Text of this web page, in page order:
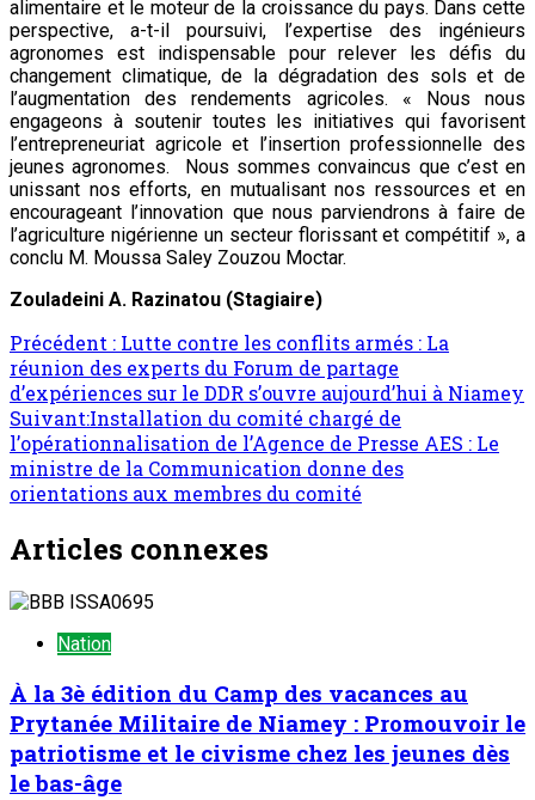
alimentaire et le moteur de la croissance du pays. Dans cette
perspective, a-t-il poursuivi, l’expertise des ingénieurs
agronomes est indispensable pour relever les défis du
changement climatique, de la dégradation des sols et de
l’augmentation des rendements agricoles. « Nous nous
engageons à soutenir toutes les initiatives qui favorisent
l’entrepreneuriat agricole et l’insertion professionnelle des
jeunes agronomes. Nous sommes convaincus que c’est en
unissant nos efforts, en mutualisant nos ressources et en
encourageant l’innovation que nous parviendrons à faire de
l’agriculture nigérienne un secteur florissant et compétitif », a
conclu M. Moussa Saley Zouzou Moctar.
Zouladeini A. Razinatou (Stagiaire)
Précédent : Lutte contre les conflits armés : La
réunion des experts du Forum de partage
d’expériences sur le DDR s’ouvre aujourd’hui à Niamey
Suivant:Installation du comité chargé de
l’opérationnalisation de l’Agence de Presse AES : Le
ministre de la Communication donne des
orientations aux membres du comité
Articles connexes
Nation
À la 3è édition du Camp des vacances au
Prytanée Militaire de Niamey : Promouvoir le
patriotisme et le civisme chez les jeunes dès
le bas-âge